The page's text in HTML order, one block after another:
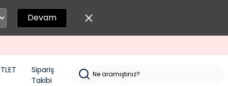
Devam
Sipariş
Takibi